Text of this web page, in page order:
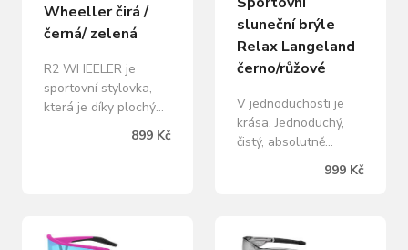
růžová s povrchovou
úpravou…
zvyšuje životnost
těchto velmi
pohodlných…
Wheeller čirá /
černá/ zelená
R2 WHEELER je
sportovní stylovka,
která je díky plochým
a tenkým straničkám
pomáhá dokonalému
899 Kč
sluneční brýle
Relax Langeland
černo/růžové
V jednoduchosti je
krása. Jednoduchý,
čistý, absolutně
perfektně padnoucí
nehledá okázalost,
999 Kč